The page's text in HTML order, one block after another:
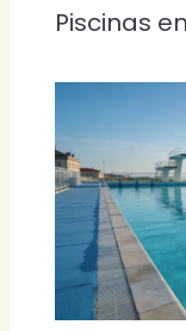
Piscinas